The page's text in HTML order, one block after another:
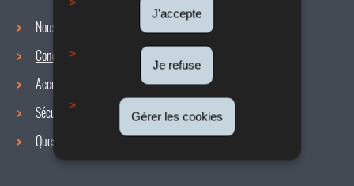
J'accepte
Je refuse
Gérer les cookies
Menu
de
navigation
Nous connaître
Conditions de travail
Accords collectifs
Sécurité / Santé au travail
Questions / réponses